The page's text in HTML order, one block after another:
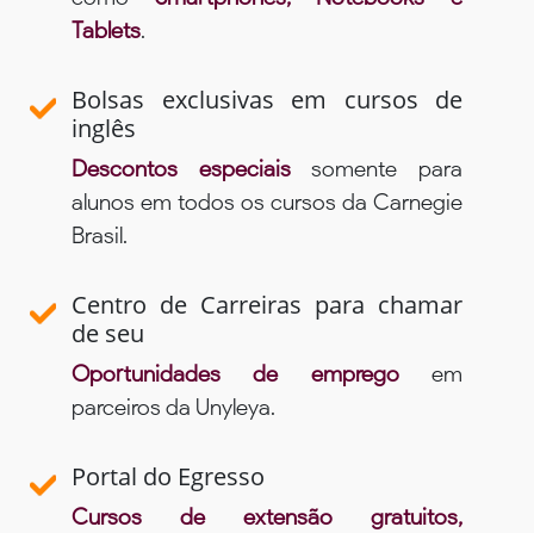
Tablets.
Bolsas exclusivas em cursos de
inglês
Descontos especiaissomente para
alunos em todos os cursos da Carnegie
Brasil.
Centro de Carreiras para chamar
de seu
Oportunidades de empregoem
parceiros da Unyleya.
Portal do Egresso
Cursos de extensão gratuitos,